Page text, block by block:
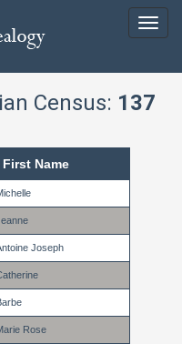
Census: 137
First Name
Joseph
Rose